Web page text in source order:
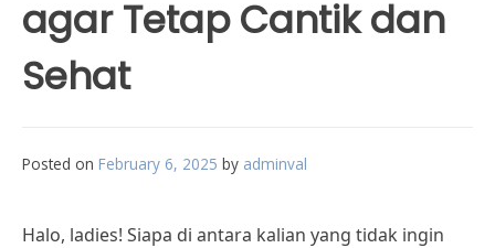
agar Tetap Cantik dan
Sehat
Posted on February 6, 2025 by adminval
Halo, ladies! Siapa di antara kalian yang tidak ingin